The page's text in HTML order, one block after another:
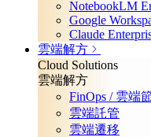
NotebookLM
Google
Claude
雲端解方
Cloud Solutions
雲端解方
FinOps / 雲端
雲端託管
雲端遷移